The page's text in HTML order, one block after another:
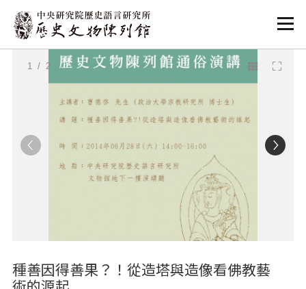
:::
:::
1/ 2
種善因得善果？！從造塔與造像看佛教藝